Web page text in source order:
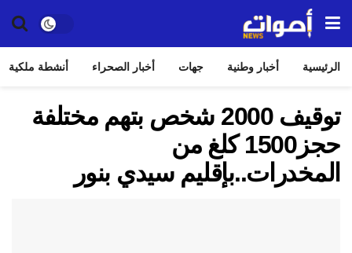
الرئيسية أخبار وطنية جهات أخبار الصحراء أنشطة ملكية
توقيف 2000 شخص بتهم مختلفة
حجز1500 كلغ من
المخدرات..بإقليم سيدي بنور